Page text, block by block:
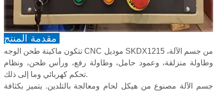
تتكون ماكينة طحن الوجه CNC موديل SKDX1215 من جسم الآلة،
وطاولة منزلقة، وعمود حامل، وطاولة رفع، ورأس طحن، ونظام
تحكم كهربائي وما إلى ذلك.
جسم الآلة مصنوع من هيكل لحام ومعالجة بالتلدين. يتميز بكثافة